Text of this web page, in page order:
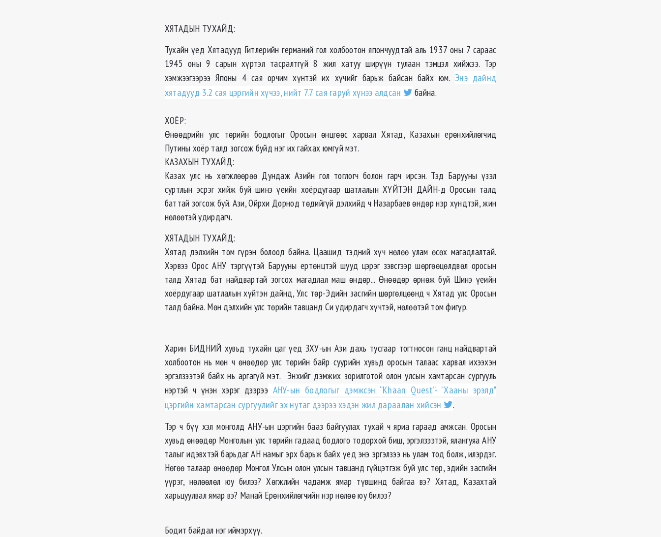
ХЯТАДЫН ТУХАЙД:
Тухайн үед Хятадууд Гитлерийн германий гол холбоотон япончуудтай аль 1937 оны 7 сараас
1945 оны 9 сарын хүртэл тасралтгүй 8 жил хатуу ширүүн тулаан тэмцэл хийжээ. Тэр
хэмжээгээрээ Японы 4 сая орчим хүнтэй их хүчийг барьж байсан байх юм. Энэ дайнд
хятадууд 3.2 сая цэргийн хүчээ, нийт 7.7 сая гаруй хүнээ алдсан
байна.
ХОЁР:
Өнөөдрийн улс төрийн бодлогыг Оросын өнцгөөс харвал Хятад, Казахын ерөнхийлөгчид
Путины хоёр талд зогсож буйд нэг их гайхах юмгүй мэт.
КАЗАХЫН ТУХАЙД:
Казах улс нь хөгжлөөрөө Дундаж Азийн гол тоглогч болон гарч ирсэн. Тэд Барууны үзэл
суртлын эсрэг хийж буй шинэ үеийн хоёрдугаар шатлалын ХҮЙТЭН ДАЙН-д Оросын талд
баттай зогсож буй. Ази, Ойрхи Дорнод төдийгүй дэлхийд ч Назарбаев өндөр нэр хүндтэй, жин
нөлөөтэй удирдагч.
ХЯТАДЫН ТУХАЙД:
Хятад дэлхийн том гүрэн болоод байна. Цаашид тэдний хүч нөлөө улам өсөх магадлалтай.
Хэрвээ Орос АНУ тэргүүтэй Барууны ертөнцтэй шууд цэрэг зэвсгээр шөргөөцөлдвөл оросын
талд Хятад бат найдвартай зогсох магадлал маш өндөр... Өнөөдөр өрнөж буй Шинэ үеийн
хоёрдугаар шатлалын хүйтэн дайнд, Улс төр-Эдийн засгийн шөргөлцөөнд ч Хятад улс Оросын
талд байна. Мөн дэлхийн улс төрийн тавцанд Си удирдагч хүчтэй, нөлөөтэй том фигүр.
Харин БИДНИЙ хувьд тухайн цаг үед ЗХУ-ын Ази дахь тусгаар тогтносон ганц найдвартай
холбоотон нь мөн ч өнөөдөр улс төрийн байр суурийн хувьд оросын талаас харвал ихээхэн
эргэлзээтэй байх нь аргагүй мэт. Энхийг дэмжих зорилготой олон улсын хамтарсан сургууль
нэртэй ч үнэн хэрэг дээрээ АНУ-ын бодлогыг дэмжсэн “Khaan Quest”- "Хааны эрэлд"
цэргийн хамтарсан сургуулийг эх нутаг дээрээ хэдэн жил дараалан хийсэн
.
Тэр ч бүү хэл монголд АНУ-ын цэргийн бааз байгуулах тухай ч яриа гараад амжсан. Оросын
хувьд өнөөдөр Монголын улс төрийн гадаад бодлого тодорхой биш, эргэлзээтэй, ялангуяа АНУ
талыг идэвхтэй барьдаг АН намыг эрх барьж байх үед энэ эргэлзээ нь улам тод болж, илэрдэг.
Нөгөө талаар өнөөдөр Монгол Улсын олон улсын тавцанд гүйцэтгэж буй улс төр, эдийн засгийн
үүрэг, нөлөөлөл юу билээ? Хөгжлийн чадамж ямар түвшинд байгаа вэ? Хятад, Казахтай
харьцуулвал ямар вэ? Манай Ерөнхийлөгчийн нэр нөлөө юу билээ?
Бодит байдал нэг иймэрхүү.